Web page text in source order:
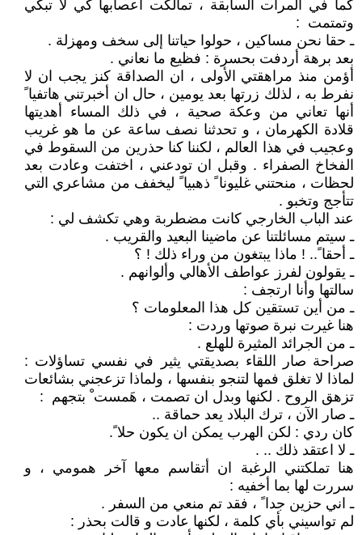
كما في المرات السابقة ، تمالكت أعصابها كي لا تبكي
وتمتمت :
ـ حقا نحن مساكين ، حولوا حياتنا إلى سخف ومهزلة .
بعد برهة أردفت بحسرة : فظيع ما نعاني .
أؤمن منذ مراهقتي الأولى ، ان الصداقة كنز يجب ان لا
نفرط به ، لذلك زرتها بعد يومين ، حال ان أخبرتني هاتفيا ً
أنها تعاني من وعكة صحية ، في ذلك المساء أهديتها
قلادة الكهرمان ، و تحدثنا نصف ساعة عن ما هو غريب
وعجيب في هذا العالم ، لكننا كنا حذرين من السقوط في
الفخاخ الصفراء . وقبل ان تودعني ، اختفت وعادت بعد
لحظات ، منحتني غليونا ً ذهبيا ً ليخفف من مشاعري التي
تتأجج وتخبو .
عند الباب الخارجي كانت مضطربة وهي تكشف لي :
ـ سيتم مسائلتنا عن ماضينا البعيد والقريب .
ـ أحقا ً.. ! ماذا يبتغون من وراء ذلك ! ؟
ـ يقولون لفرز عواطف الأهالي وألوانهم .
سالتها وأنا ارتجف :
ـ من أين تستقين كل هذا المعلومات ؟
هنا غيرت نبرة صوتها وردت :
ـ من الجرائد المثيرة للهلع .
صراحة صار اللقاء بصديقتي يثير في نفسي تساؤلات :
لماذا لا تغلق فمها لتنجو بنفسها ، ولماذا تزعجني بشائعات
تزهق الروح . لكنها وبدل ان تصمت ، هَمست ْ بتجهم :
ـ صار الآن ، ترك البلاد يعد حماقة ..
كان ردي : لكن الهرب يمكن ان يكون حلا ً.
ـ لا اعتقد ذلك .. .
هنا تملكتني الرغبة ان أتقاسم معها آخر همومي ، و
سررت لها بما أخفيه :
ـ اني حزين جدا ً ، فقد تم منعي من السفر .
لم تواسيني بأي كلمة ، لكنها عادت و قالت بحذر :